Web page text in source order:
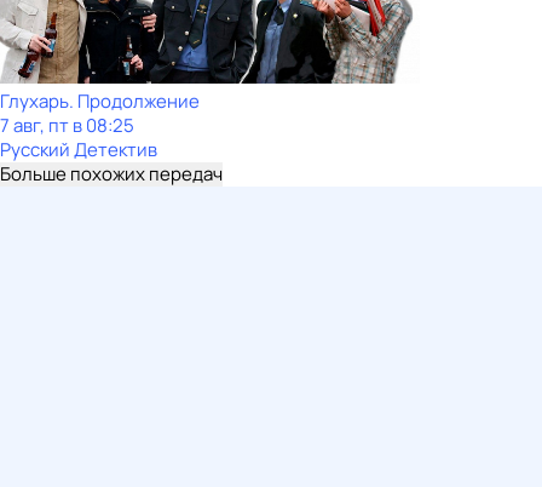
Глухарь. Продолжение
7 авг, пт в 08:25
Русский Детектив
Больше похожих передач